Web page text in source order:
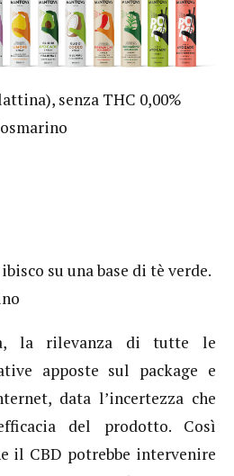
senza THC 0,00%
su una base di tè verde.
la rilevanza di tutte le
apposte sul package e
data l’incertezza che
del prodotto. Così
il CBD potrebbe intervenire